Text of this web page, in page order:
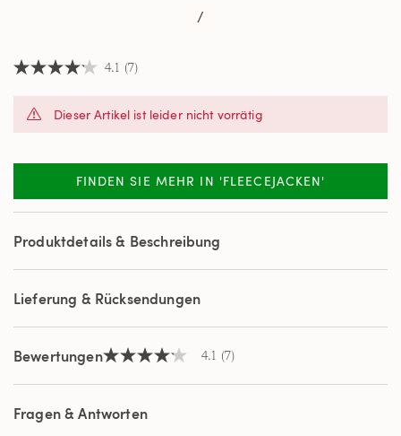
/
4.1
Sternen,
Bewertung.
Reviews.
Link
derselben
4.1 (7)
Dieser Artikel ist leider nicht vorrätig
FINDEN SIE MEHR IN 'FLEECEJACKEN'
Produktdetails & Beschreibung
Lieferung & Rücksendungen
Bewertungen4.1
5
Sternen,
Durchschnittswert
4.1 (7)
Fragen & Antworten